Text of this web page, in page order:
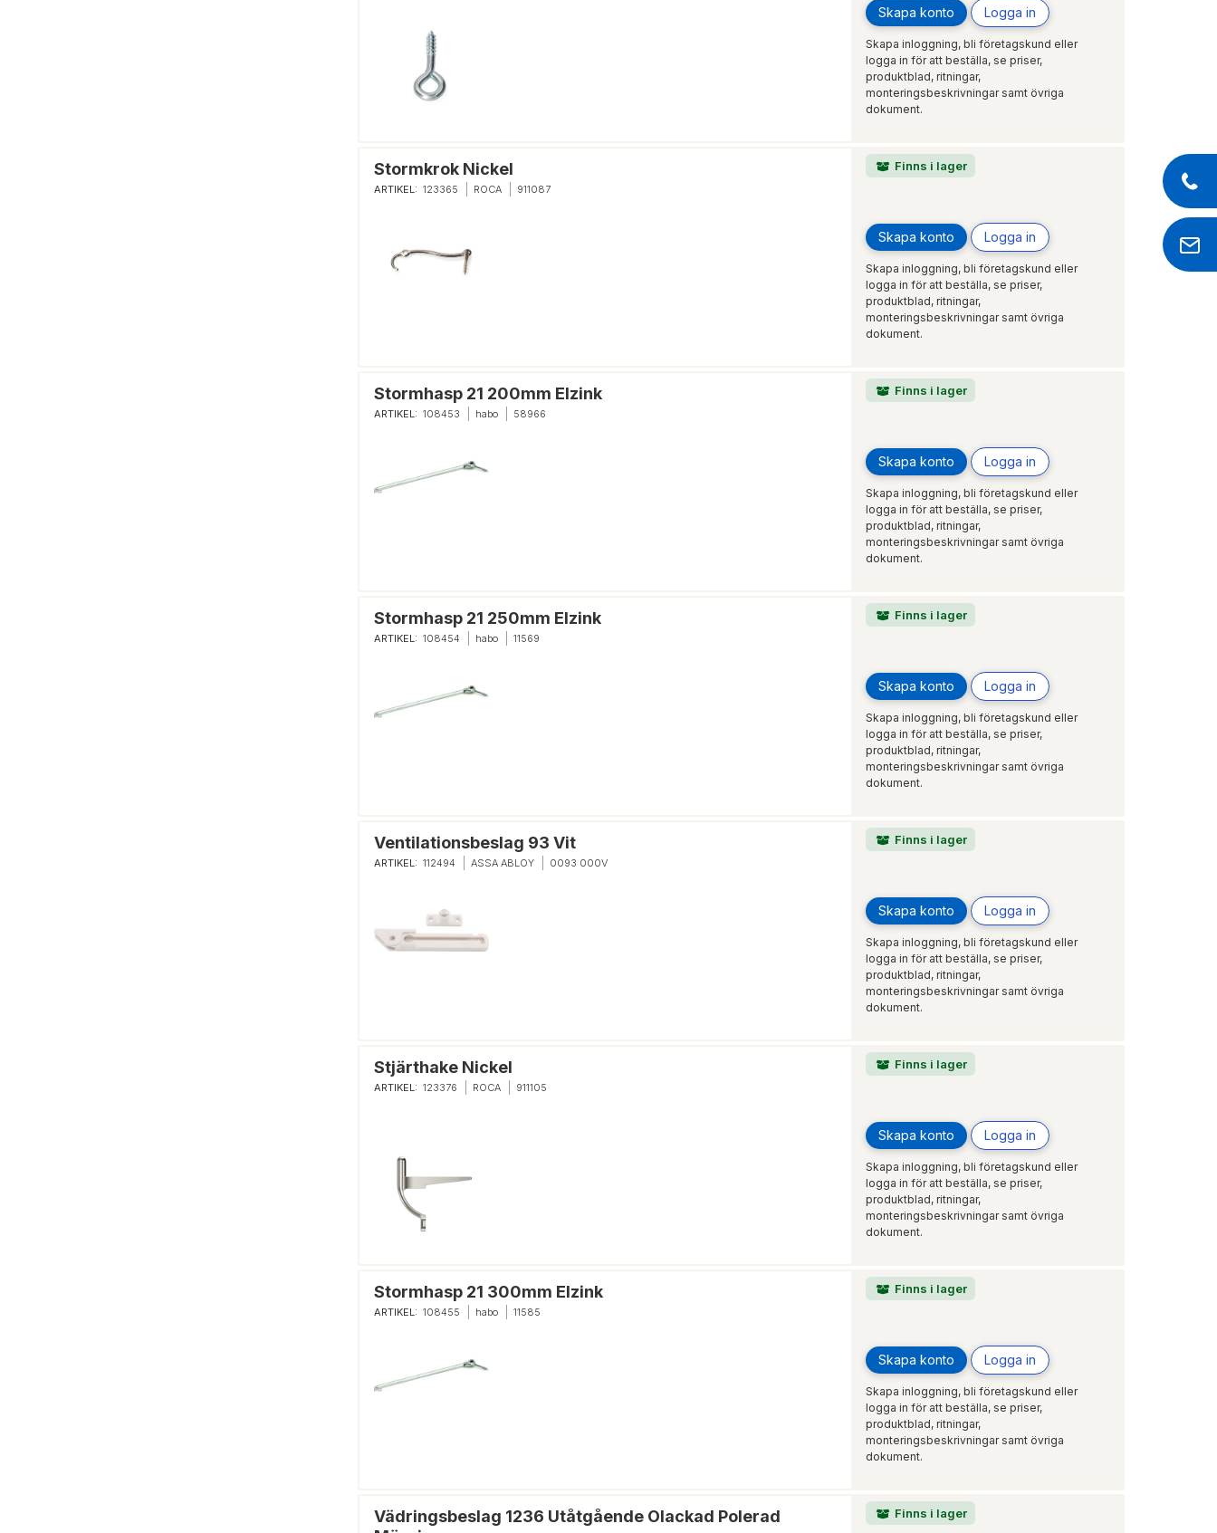
Skapa konto Logga in
Skapa inloggning, bli företagskund eller
logga in för att beställa, se priser,
produktblad, ritningar,
monteringsbeskrivningar samt övriga
dokument.
Stormkrok Nickel
ARTIKEL: 123365 ROCA 911087
Finns i lager
Skapa konto Logga in
Skapa inloggning, bli företagskund eller
logga in för att beställa, se priser,
produktblad, ritningar,
monteringsbeskrivningar samt övriga
dokument.
Stormhasp 21 200mm Elzink
ARTIKEL: 108453 habo 58966
Finns i lager
Skapa konto Logga in
Skapa inloggning, bli företagskund eller
logga in för att beställa, se priser,
produktblad, ritningar,
monteringsbeskrivningar samt övriga
dokument.
Stormhasp 21 250mm Elzink
ARTIKEL: 108454 habo 11569
Finns i lager
Skapa konto Logga in
Skapa inloggning, bli företagskund eller
logga in för att beställa, se priser,
produktblad, ritningar,
monteringsbeskrivningar samt övriga
dokument.
Ventilationsbeslag 93 Vit
ARTIKEL: 112494 ASSA ABLOY 0093 000V
Finns i lager
Skapa konto Logga in
Skapa inloggning, bli företagskund eller
logga in för att beställa, se priser,
produktblad, ritningar,
monteringsbeskrivningar samt övriga
dokument.
Stjärthake Nickel
ARTIKEL: 123376 ROCA 911105
Finns i lager
Skapa konto Logga in
Skapa inloggning, bli företagskund eller
logga in för att beställa, se priser,
produktblad, ritningar,
monteringsbeskrivningar samt övriga
dokument.
Stormhasp 21 300mm Elzink
ARTIKEL: 108455 habo 11585
Finns i lager
Skapa konto Logga in
Skapa inloggning, bli företagskund eller
logga in för att beställa, se priser,
produktblad, ritningar,
monteringsbeskrivningar samt övriga
dokument.
Vädringsbeslag 1236 Utåtgående Olackad Polerad
Finns i lager